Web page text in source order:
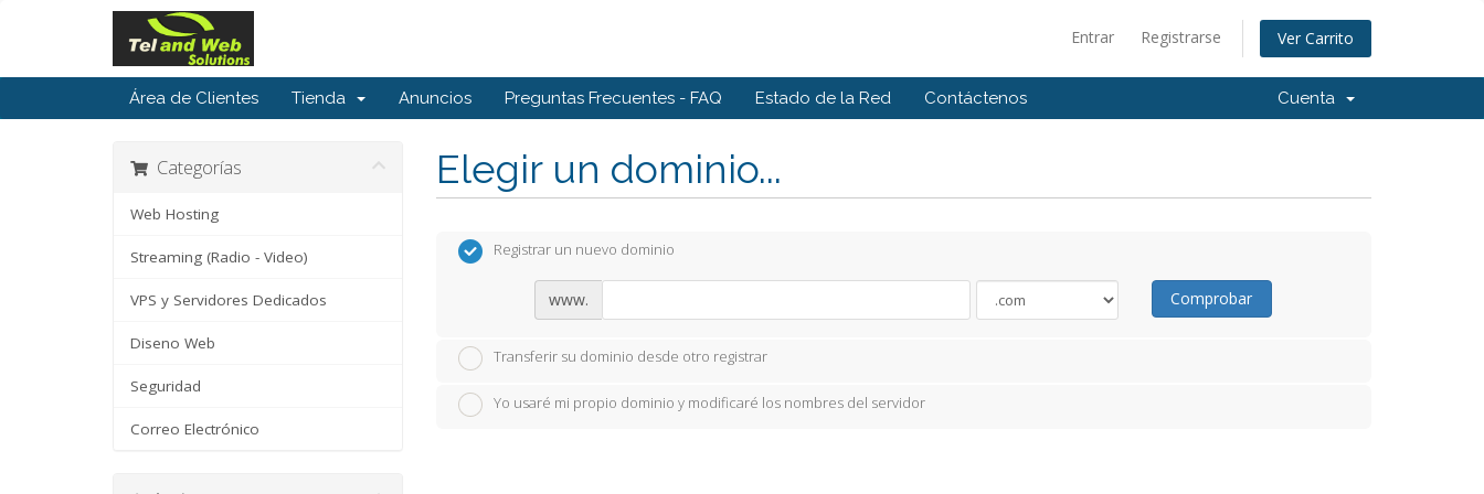
Entrar Registrarse Ver Carrito
Área de Clientes Tienda Anuncios Preguntas Frecuentes - FAQ Estado de la Red Contáctenos Cuenta
Elegir un dominio...
Categorías
Web Hosting
Streaming (Radio - Video)
VPS y Servidores Dedicados
Diseno Web
Seguridad
Correo Electrónico
Registrar un nuevo dominio
www. Comprobar
Transferir su dominio desde otro registrar
Yo usaré mi propio dominio y modificaré los nombres del servidor